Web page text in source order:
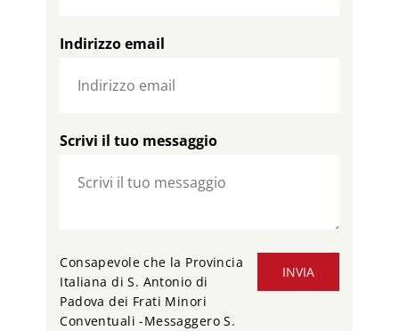
Indirizzo email
Scrivi il tuo messaggio
INVIA
Consapevole che la Provincia
Italiana di S. Antonio di
Padova dei Frati Minori
Conventuali -Messaggero S.